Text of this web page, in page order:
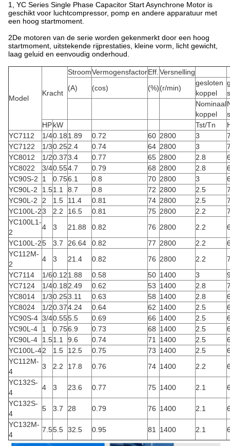
1, YC Series Single Phase Capacitor Start Asynchrone Motor is
geschikt voor luchtcompressor, pomp en andere apparatuur met
een hoog startmoment.
2De motoren van de serie worden gekenmerkt door een hoog
startmoment, uitstekende rijprestaties, kleine vorm, licht gewicht,
laag geluid en eenvoudig onderhoud.
Model
Kracht
StroomVermogensfactorEff. Versnelling
(A)
(cos) (%)(r/min)
gesloten
koppel
Nominaal
koppel
HPkW Tst/Tn
YC7112
1/40.181.89 0.72 60 2800 3
YC7122
1/30.252.4 0.74 64 2800 3
YC8012
1/20.373.4 0.77 65 2800 2.8
YC8022
3/40.554.7 0.79 68 2800 2.8
YC90S-2
1 0.756.1 0.8 70 2800 3
YC90L-2
1.51.1 8.7 0.8 72 2800 2.5
YC90L-2
2 1.5 11.4 0.81 74 2800 2.5
YC100L-23 2.2 16.5 0.81 75 2800 2.2
YC100L1-
2
4 3 21.88 0.82 76 2800 2.2
YC100L-25 3.7 26.64 0.82 77 2800 2.2
YC112M-
2
4 3 21.4 0.82 76 2800 2.2
YC7114
1/60.121.88 0.58 50 1400 3
YC7124
1/40.182.49 0.62 53 1400 2.8
YC8014
1/30.253.11 0.63 58 1400 2.8
YC8024
1/20.374.24 0.64 62 1400 2.5
YC90S-4 3/40.555.5 0.69 66 1400 2.5
YC90L-4
1 0.756.9 0.73 68 1400 2.5
YC90L-4
1.51.1 9.6 0.74 71 1400 2.5
YC100L-42 1.5 12.5 0.75 73 1400 2.5
YC112M-
4
3 2.2 17.8 0.76 74 1400 2.2
YC132S-
4
4 3 23.6 0.77 75 1400 2.1
YC132S-
4
5 3.7 28 0.79 76 1400 2.1
YC132M-
4
7.55.5 32.5 0.95 81 1400 2.1